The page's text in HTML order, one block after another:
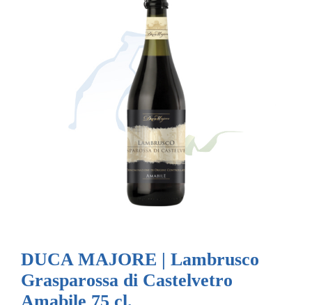
DUCA MAJORE | Lambrusco
Grasparossa di Castelvetro